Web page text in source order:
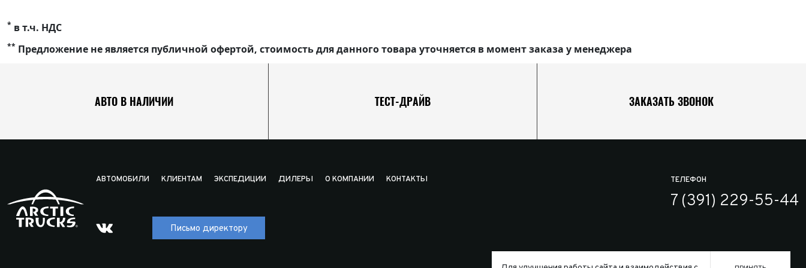
* в т.ч. НДС
** Предложение не является публичной офертой, стоимость для данного товара уточняется в момент заказа у менеджера
АВТО В НАЛИЧИИ ТЕСТ-ДРАЙВ ЗАКАЗАТЬ ЗВОНОК
АВТОМОБИЛИ КЛИЕНТАМ ЭКСПЕДИЦИИ ДИЛЕРЫ О КОМПАНИИ КОНТАКТЫ
Письмо директору
ТЕЛЕФОН
7 (391) 229-55-44